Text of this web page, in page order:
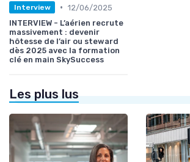
Interview • 12/06/2025
INTERVIEW - L’aérien recrute
massivement : devenir
hôtesse de l’air ou steward
dès 2025 avec la formation
clé en main SkySuccess
Les plus lus